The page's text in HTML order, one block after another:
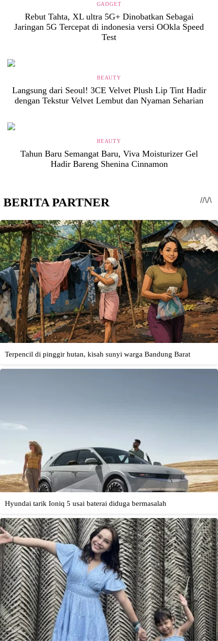
GADGET
Rebut Tahta, XL ultra 5G+ Dinobatkan Sebagai
Jaringan 5G Tercepat di indonesia versi OOkla Speed
Test
BEAUTY
Langsung dari Seoul! 3CE Velvet Plush Lip Tint Hadir
dengan Tekstur Velvet Lembut dan Nyaman Seharian
BEAUTY
Tahun Baru Semangat Baru, Viva Moisturizer Gel
Hadir Bareng Shenina Cinnamon